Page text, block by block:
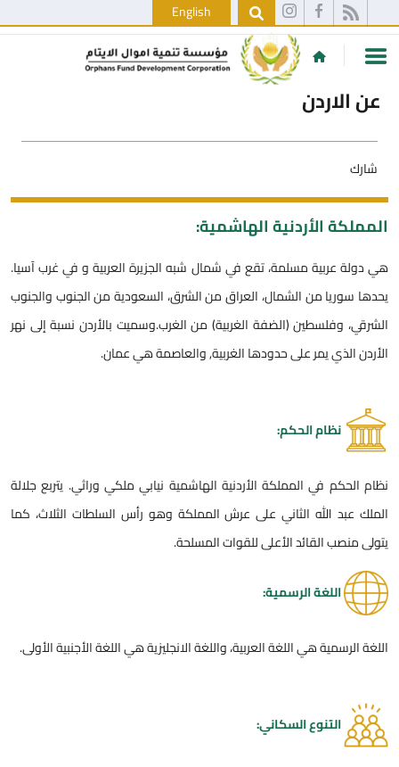
English
عن الاردن
شارك
المملكة الأردنية الهاشمية:
هي دولة عربية مسلمة، تقع في شمال شبه الجزيرة العربية و في غرب آسيا.
يحدها سوريا من الشمال، العراق من الشرق، السعودية من الجنوب والجنوب
الشرقي، وفلسطين (الضفة الغربية) من الغرب.وسميت بالأردن نسبة إلى نهر
الأردن الذي يمر على حدودها الغربية, والعاصمة هي عمان.
نظام الحكم:
نظام الحكم في المملكة الأردنية الهاشمية نيابي ملكي وراثي. يتربع جلالة
الملك عبد الله الثاني على عرش المملكة وهو رأس السلطات الثلاث، كما
يتولى منصب القائد الأعلى للقوات المسلحة.
اللغة الرسمية:
اللغة الرسمية هي اللغة العربية، واللغة الانجليزية هي اللغة الأجنبية الأولى.
التنوع السكاني: